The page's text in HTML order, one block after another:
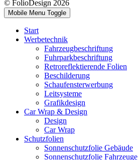
© FolioDesign 2026
Mobile Menu Toggle
Start
Werbetechnik
Fahrzeugbeschriftung
Fuhrparkbeschriftung
Retroreflektierende Folien
Beschilderung
Schaufensterwerbung
Leitsysteme
Grafikdesign
Car Wrap & Design
Design
Car Wrap
Schutzfolien
Sonnenschutzfolie Gebäude
Sonnenschutzfolie Fahrzeuge